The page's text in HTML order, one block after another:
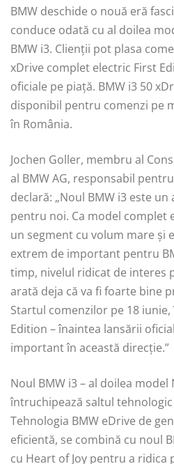
BMW deschide o nouă eră
conduce odată cu al doilea
BMW i3. Clienții pot plasa
xDrive complet electric First
oficiale pe piață. BMW i3 50
disponibil pentru comenzi pe
în România.
Jochen Goller, membru al
al BMW AG, responsabil
declară: „Noul BMW i3 este
pentru noi. Ca model complet
un segment cu volum mare și
extrem de important pentru
timp, nivelul ridicat de interes
arată deja că va fi foarte bine
Startul comenzilor pe 18
Edition – înaintea lansării
important în această direcție.”
Noul BMW i3 – al doilea model
întruchipează saltul
Tehnologia BMW eDrive de
eficientă, se combină cu noul
cu Heart of Joy pentru a ridica